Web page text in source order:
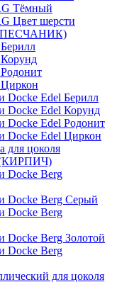
Тёмный
Цвет шерсти
Docke Edel Берилл
Docke Edel Корунд
Docke Edel Родонит
Docke Edel Циркон
для цоколя
Docke Berg
Docke Berg Серый
Docke Berg
Docke Berg Золотой
Docke Berg
для цоколя